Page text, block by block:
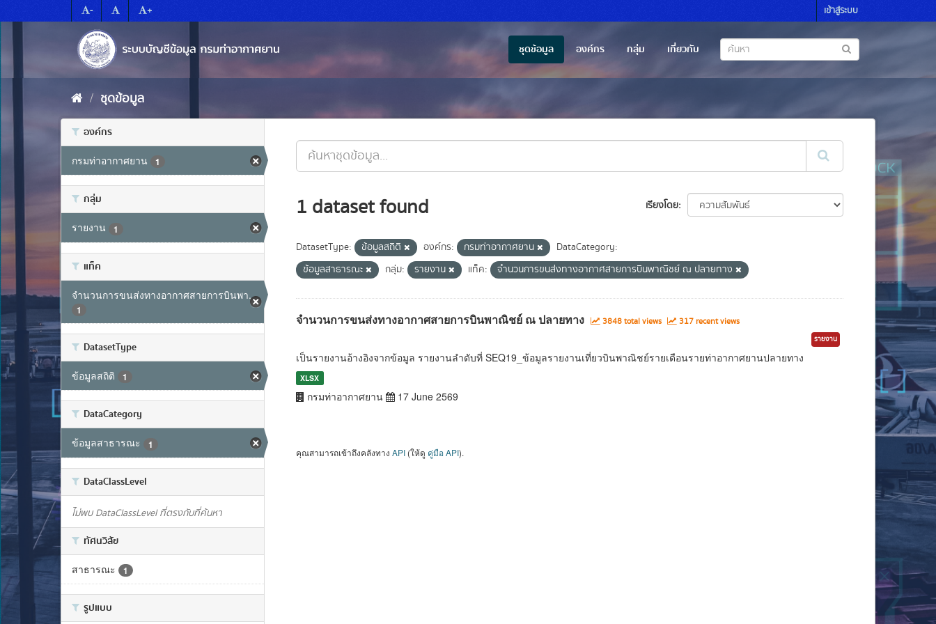
to
- + เข้าสู่ระบบ
ชุดข้อมูล องค์กร กลุ่ม เกี่ยวกับ
ชุดข้อมูล
องค์กร
กรมท่าอากาศยาน 1
กลุ่ม
รายงาน 1
แท็ค
จำนวนการขนส่งทางอากาศสายการบินพา...
1
DatasetType
ข้อมูลสถิติ 1
DataCategory
ข้อมูลสาธารณะ 1
DataClassLevel
ไม่พบ DataClassLevel ที่ตรงกับที่ค้นหา
ทัศนวิสัย
สาธารณะ 1
รูปแบบ
เรียงโดย
1 dataset found
DatasetType: ข้อมูลสถิติ องค์กร: กรมท่าอากาศยาน
DataCategory:
ข้อมูลสาธารณะ
กลุ่ม: รายงาน แท็ค: จำนวนการขนส่งทางอากาศสายการบินพาณิชย์ ณ ปลายทาง
จำนวนการขนส่งทางอากาศสายการบินพาณิชย์ ณ ปลายทาง 3848 total views 317 recent views
รายงาน
เป็นรายงานอ้างอิงจากข้อมูล รายงานลำดับที่ SEQ19_ข้อมูลรายงานเที่ยวบินพาณิชย์รายเดือนรายท่าอากาศยานปลายทาง
XLSX
กรมท่าอากาศยาน 17 June 2569
คุณสามารถเข้าถึงคลังทาง API (ให้ดู คู่มือ API).